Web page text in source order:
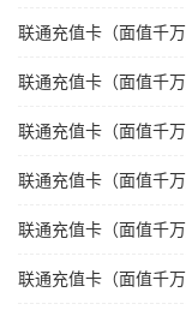
联通充值卡（面值千
联通充值卡（面值千
联通充值卡（面值千
联通充值卡（面值千
联通充值卡（面值千
联通充值卡（面值千